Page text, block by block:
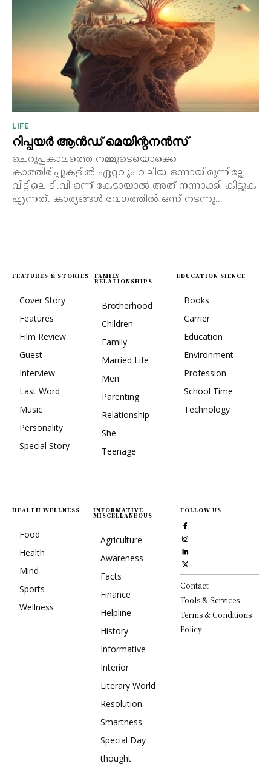
LIFE
റിപ്പയർ ആൻഡ് മെയിന്റനൻസ്
ചെറുപ്പകാലത്തെ നമ്മുടെയൊക്കെ
കാത്തിരിപ്പുകളിൽ ഏറ്റവും വലിയ ഒന്നായിരുന്നില്ലേ
വീട്ടിലെ ടി.വി ഒന്ന് കേടായാൽ അത് നന്നാക്കി കിട്ടുക
എന്നത്. കാര്യങ്ങൾ വേഗത്തിൽ ഒന്ന് നടന്നു...
FEATURES & STORIES
Cover Story
Features
Film Review
Guest
Interview
Last Word
Music
Personality
Special Story
FAMILY
RELATIONSHIPS
Brotherhood
Children
Family
Married Life
Men
Parenting
Relationship
She
Teenage
EDUCATION SIENCE
Books
Carrier
Education
Environment
Profession
School Time
Technology
HEALTH WELLNESS
Food
Health
Mind
Sports
Wellness
INFORMATIVE
MISCELLANEOUS
Agriculture
Awareness
Facts
Finance
Helpline
History
Informative
Interior
Literary World
Resolution
Smartness
Special Day
thought
FOLLOW US
Contact
Tools & Services
Terms & Conditions
Policy